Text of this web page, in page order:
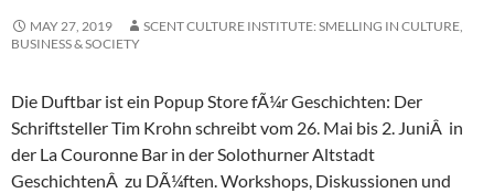
MAY 27, 2019
SCENT CULTURE INSTITUTE: SMELLING IN CULTURE,
BUSINESS & SOCIETY
Die Duftbar ist ein Popup Store fÃ¼r Geschichten: Der
Schriftsteller Tim Krohn schreibt vom 26. Mai bis 2. JuniÂ in
der La Couronne Bar in der Solothurner Altstadt
GeschichtenÂ zu DÃ¼ften. Workshops, Diskussionen und